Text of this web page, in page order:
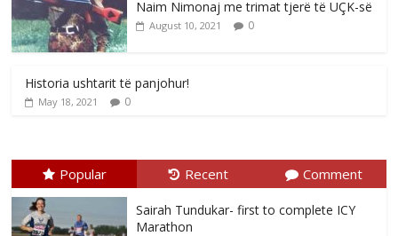
Naim Nimonaj me trimat tjerë të UÇK-së
August 10, 2021 0
Historia ushtarit të panjohur!
May 18, 2021 0
Popular Recent Comment
Sairah Tundukar- first to complete ICY
Marathon